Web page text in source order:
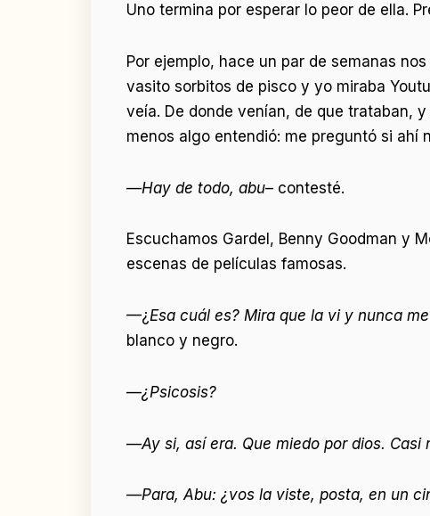
Uno termina por esperar lo peor de ella.
Por ejemplo, hace un par de semanas
vasito sorbitos de pisco y yo miraba
veía. De donde venían, de que trataban,
menos algo entendió: me preguntó si ahí
—Hay de todo, abu– contesté.
Escuchamos Gardel, Benny Goodman y
escenas de películas famosas.
—¿Esa cuál es? Mira que la vi y nunca
blanco y negro.
—¿Psicosis?
—Ay si, así era. Que miedo por dios.
—Para, Abu: ¿vos la viste, posta, en un